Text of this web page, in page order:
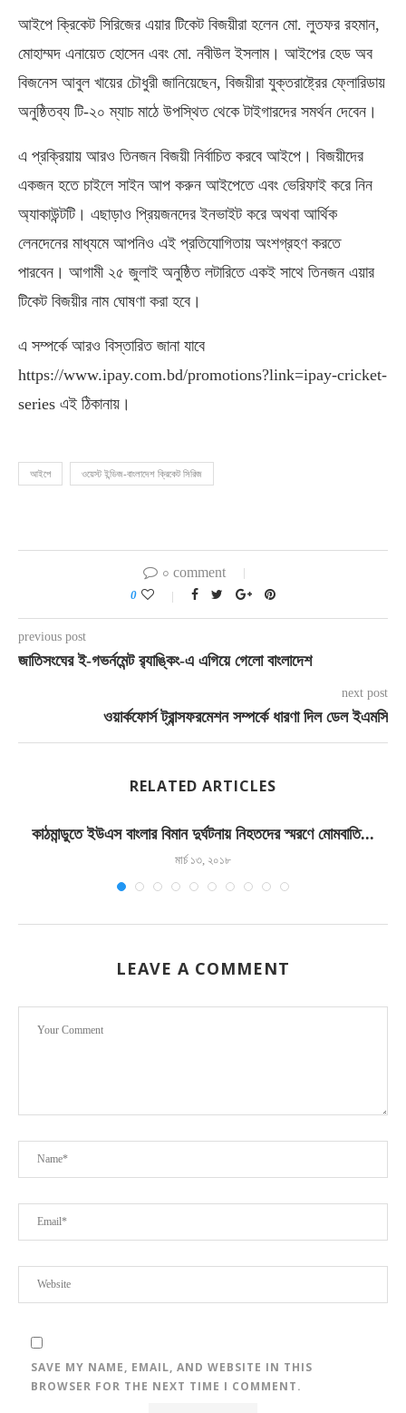
আইপে ক্রিকেট সিরিজের এয়ার টিকেট বিজয়ীরা হলেন মো. লুতফর রহমান,
মোহাম্মদ এনায়েত হোসেন এবং মো. নবীউল ইসলাম। আইপের হেড অব
বিজনেস আবুল খায়ের চৌধুরী জানিয়েছেন, বিজয়ীরা যুক্তরাষ্ট্রের ফ্লোরিডায়
অনুষ্ঠিতব্য টি-২০ ম্যাচ মাঠে উপস্থিত থেকে টাইগারদের সমর্থন দেবেন।
এ প্রক্রিয়ায় আরও তিনজন বিজয়ী নির্বাচিত করবে আইপে। বিজয়ীদের
একজন হতে চাইলে সাইন আপ করুন আইপেতে এবং ভেরিফাই করে নিন
অ্যাকাউন্টটি। এছাড়াও প্রিয়জনদের ইনভাইট করে অথবা আর্থিক
লেনদেনের মাধ্যমে আপনিও এই প্রতিযোগিতায় অংশগ্রহণ করতে
পারবেন। আগামী ২৫ জুলাই অনুষ্ঠিত লটারিতে একই সাথে তিনজন এয়ার
টিকেট বিজয়ীর নাম ঘোষণা করা হবে।
এ সম্পর্কে আরও বিস্তারিত জানা যাবে
https://www.ipay.com.bd/promotions?link=ipay-cricket-
series এই ঠিকানায়।
আইপে ওয়েস্ট ইন্ডিজ-বাংলাদেশ ক্রিকেট সিরিজ
০ comment
0
previous post
জাতিসংঘের ই-গভর্নমেন্ট র‍্যাঙ্কিং-এ এগিয়ে গেলো বাংলাদেশ
next post
ওয়ার্কফোর্স ট্রান্সফরমেশন সম্পর্কে ধারণা দিল ডেল ইএমসি
RELATED ARTICLES
কাঠমান্ডুতে ইউএস বাংলার বিমান দুর্ঘটনায় নিহতদের স্মরণে মোমবাতি...
মার্চ ১৩, ২০১৮
LEAVE A COMMENT
SAVE MY NAME, EMAIL, AND WEBSITE IN THIS
BROWSER FOR THE NEXT TIME I COMMENT.